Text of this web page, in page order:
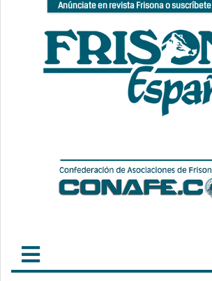
Anúnciate en revista Frisona o suscríbete